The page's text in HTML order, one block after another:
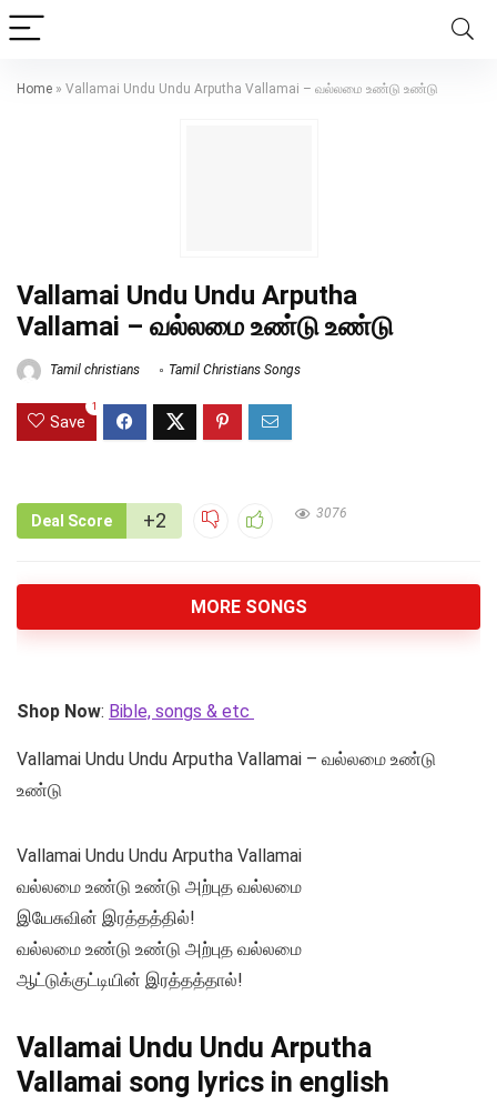
Home » Vallamai Undu Undu Arputha Vallamai – வல்லமை உண்டு உண்டு
Vallamai Undu Undu Arputha
Vallamai – வல்லமை உண்டு உண்டு
Tamil christians Tamil Christians Songs
Save
1
Deal Score +2 3076
MORE SONGS
Shop Now: Bible, songs & etc
Vallamai Undu Undu Arputha Vallamai – வல்லமை உண்டு
உண்டு
Vallamai Undu Undu Arputha Vallamai
வல்லமை உண்டு உண்டு அற்புத வல்லமை
இயேசுவின் இரத்தத்தில்!
வல்லமை உண்டு உண்டு அற்புத வல்லமை
ஆட்டுக்குட்டியின் இரத்தத்தால்!
Vallamai Undu Undu Arputha
Vallamai song lyrics in english